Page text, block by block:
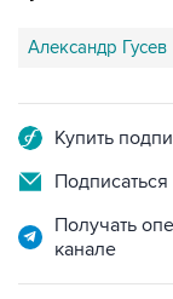
Подписаться
Получать